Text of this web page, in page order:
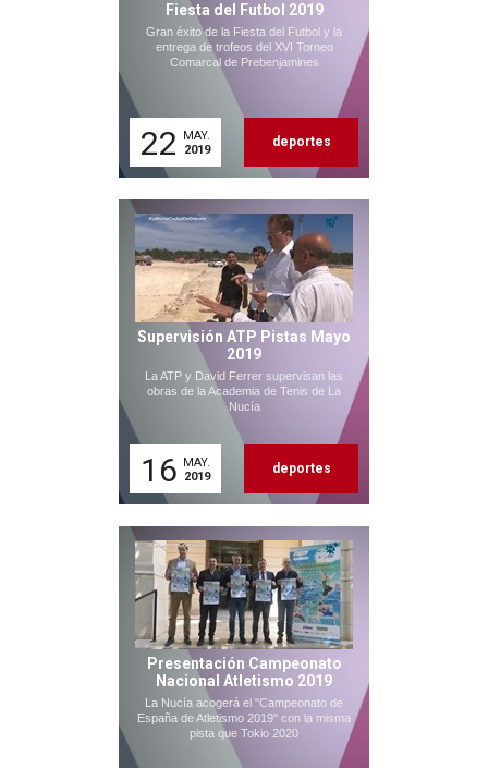
Fiesta del Futbol 2019
Gran éxito de la Fiesta del Futbol y la
entrega de trofeos del XVI Torneo
Comarcal de Prebenjamines
22
MAY.
2019
deportes
Supervisión ATP Pistas Mayo
2019
La ATP y David Ferrer supervisan las
obras de la Academia de Tenis de La
Nucía
16 MAY.
2019
deportes
Presentación Campeonato
Nacional Atletismo 2019
La Nucía acogerá el "Campeonato de
España de Atletismo 2019" con la misma
pista que Tokio 2020